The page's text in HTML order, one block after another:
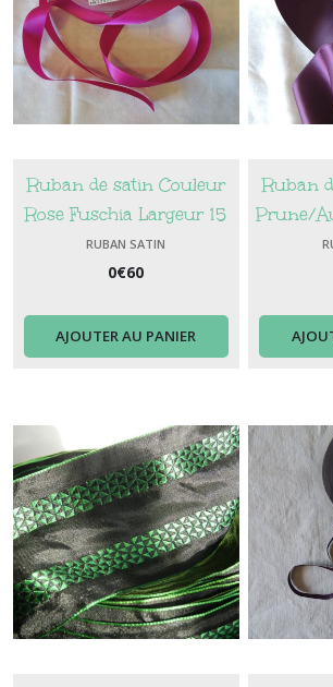
Ruban de satin Couleur
Rose Fuschia Largeur 15
mm
RUBAN SATIN
0€60
AJOUTER AU PANIER
Ruban
Prune/